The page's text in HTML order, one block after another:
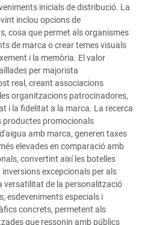
inicials de distribució. La
inclou opcions de
cosa que permet als organismes
de marca o crear temes visuals
i la memòria. El valor
per majorista
real, creant associacions
organitzacions patrocinadores,
i la fidelitat a la marca. La recerca
productes promocionals
amb marca, generen taxes
elevades en comparació amb
convertint així les botelles
excepcionals per als
versatilitat de la personalització
esdeveniments especials i
concrets, permetent als
que ressonin amb públics